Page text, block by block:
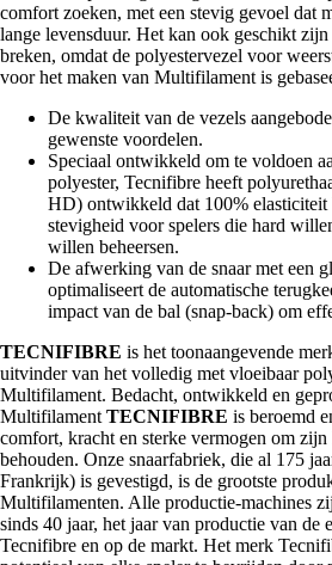
comfort zoeken, met een stevig gevoel dat
lange levensduur. Het kan ook geschikt
breken, omdat de polyestervezel voor
voor het maken van Multifilament is
De kwaliteit van de vezels
gewenste voordelen.
Speciaal ontwikkeld om te voldoen
polyester, Tecnifibre heeft
HD) ontwikkeld dat 100% elasticiteit
stevigheid voor spelers die hard
willen beheersen.
De afwerking van de snaar met een
optimaliseert de automatische
impact van de bal (snap-back) om
TECNIFIBRE is het toonaangevende
uitvinder van het volledig met vloeibaar
Multifilament. Bedacht, ontwikkeld en
Multifilament TECNIFIBRE is beroemd
comfort, kracht en sterke vermogen om
behouden. Onze snaarfabriek, die al 175
Frankrijk) is gevestigd, is de grootste
Multifilamenten. Alle productie-machines
sinds 40 jaar, het jaar van productie van de
Tecnifibre en op de markt. Het merk